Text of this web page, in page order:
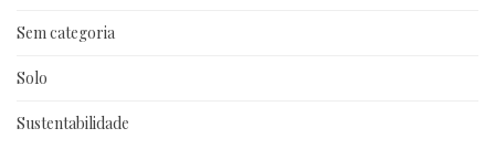
Sem categoria
Solo
Sustentabilidade